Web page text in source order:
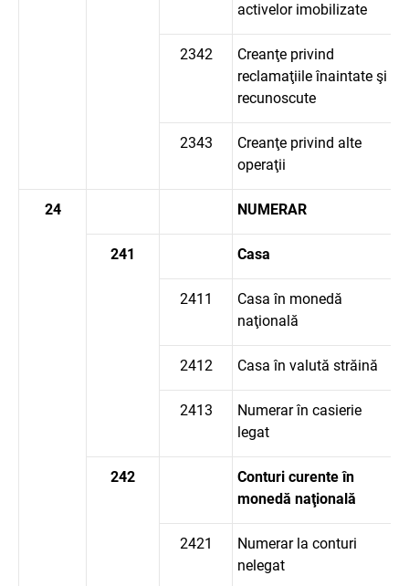
activelor imobilizate
2342
Creanţe privind
reclamaţiile înaintate şi
recunoscute
2343
Creanţe privind alte
operaţii
24 NUMERAR
241 Casa
2411
Casa în monedă
naţională
2412 Casa în valută străină
2413
Numerar în casierie
legat
242
Conturi curente în
monedă naţională
2421
Numerar la conturi
nelegat